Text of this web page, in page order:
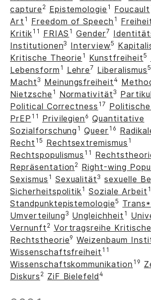
capture 2 Epistemologie 1 Foucault
Art 1 Freedom of Speech 1
Kritik 11 FRIAS 1 Gender7
Institutionen3 Interview5
Kritische Theorie 1 Kunstfreiheit5
Lebensform 1 Lehre7 Liberalismus5
Macht3 Meinungsfreiheit 4
Nietzsche 1 Normativität3
Political Correctness 17
PrEP 11 Privilegien 6 Quantitative
Sozialforschung 1 Queer 16
Recht 15 Rechtsextremismus 1
Rechtspopulismus 11
Repräsentation 2 Right-wing
Sexismus 1 Sexualität3 sexuelle
Sicherheitspolitik 1 Soziale Arbeit 1
Standpunktepistemologie5 Trans*
Umverteilung3 Ungleichheit 1
Vernunft 2 Vortragsreihe Kritische
Rechtstheorie9 Weizenbaum
Wissenschaftsfreiheit 11
Wissenschaftskommunikation 19
Diskurs 2 ZiF Bielefeld 4